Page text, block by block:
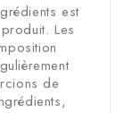
est
Les
de